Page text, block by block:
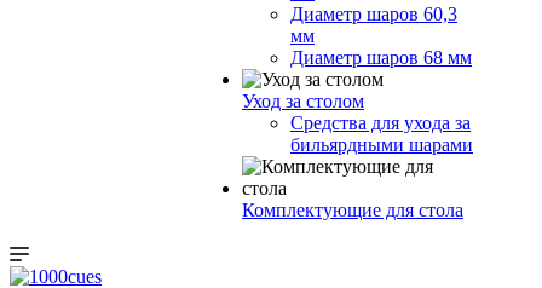
Диаметр шаров 60,3
мм
Диаметр шаров 68 мм
Уход за столом
Средства для ухода за
бильярдными шарами
Комплектующие для стола